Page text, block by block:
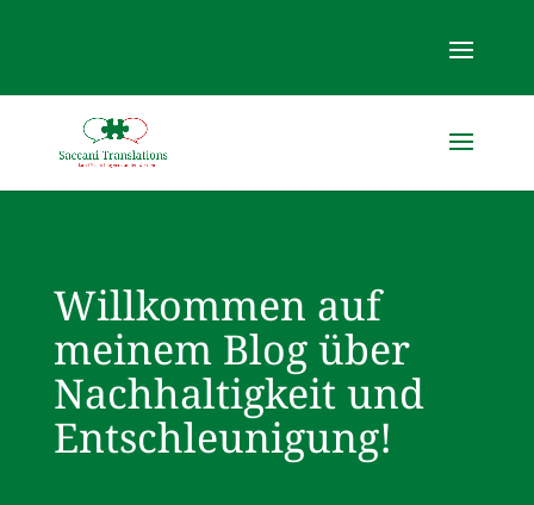
Willkommen auf
meinem Blog über
Nachhaltigkeit und
Entschleunigung!